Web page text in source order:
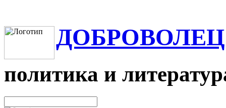
ДОБРОВОЛЕЦ
политика и